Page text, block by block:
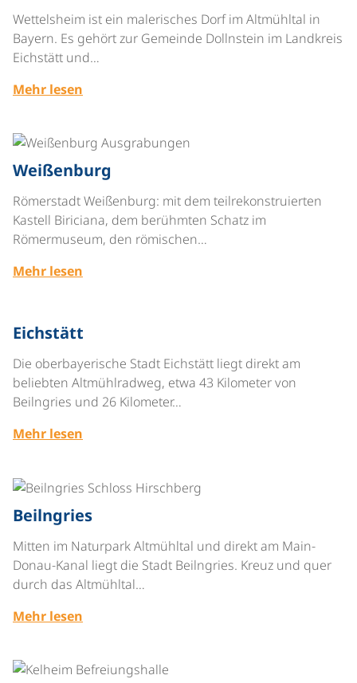
Wettelsheim ist ein malerisches Dorf im Altmühltal in
Bayern. Es gehört zur Gemeinde Dollnstein im Landkreis
Eichstätt und…
Mehr lesen
Weißenburg
Römerstadt Weißenburg: mit dem teilrekonstruierten
Kastell Biriciana, dem berühmten Schatz im
Römermuseum, den römischen…
Mehr lesen
Eichstätt
Die oberbayerische Stadt Eichstätt liegt direkt am
beliebten Altmühlradweg, etwa 43 Kilometer von
Beilngries und 26 Kilometer…
Mehr lesen
Beilngries
Mitten im Naturpark Altmühltal und direkt am Main-
Donau-Kanal liegt die Stadt Beilngries. Kreuz und quer
durch das Altmühltal…
Mehr lesen